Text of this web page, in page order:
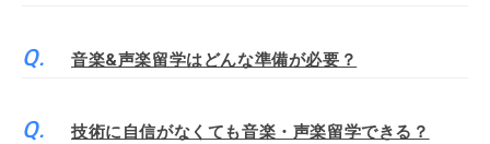
音楽&声楽留学はどんな準備が必要？
技術に自信がなくても音楽・声楽留学できる？